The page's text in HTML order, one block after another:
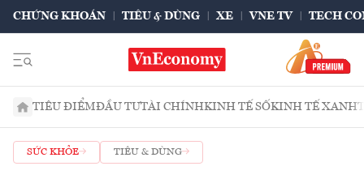
CHỨNG KHOÁN TIÊU & DÙNG XE VNE TV TECH
TIÊU ĐIỂMĐẦU TƯTÀI CHÍNHKINH TẾ SỐKINH TẾ XANH
SỨC KHỎE TIÊU & DÙNG